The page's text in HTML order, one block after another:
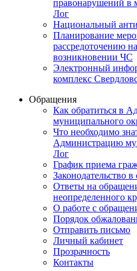
правонарушений в
Лог
Национальный
Планирование
рассредоточению
возникновении ЧС
Электронный
комплекс
Обращения
Как обратиться в
муниципального
Что необходимо
Администрацию
Лог
График приема
Законодательство
Ответы на
неопределенного
О работе с
Порядок
Отправить письмо
Личный кабинет
Прозрачность
Контакты